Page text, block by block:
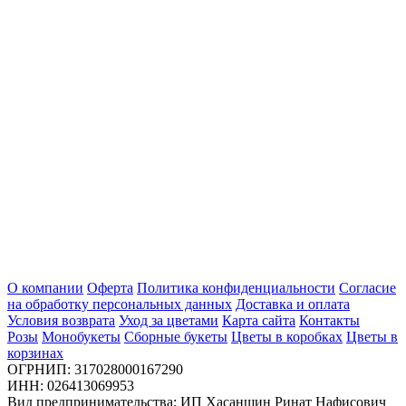
О компании Оферта Политика конфиденциальности Согласие
на обработку персональных данных Доставка и оплата
Условия возврата Уход за цветами Карта сайта Контакты
Розы Монобукеты Сборные букеты Цветы в коробках Цветы в
корзинах
ОГРНИП: 317028000167290
ИНН: 026413069953
Вид предпринимательства: ИП Хасаншин Ринат Нафисович